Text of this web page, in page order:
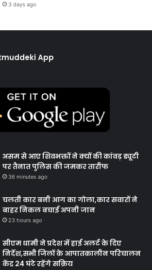
3 days ago
App
असम से आए शिवभक्तों ने क्यों की कांवड़ ड्यूटी
पर तैनात पुलिस की जमकर तारीफ
36 minutes ago
चलती कार बनी आग का गोला,कार सवारों ने
बाहर निकल बचाई अपनी जान
23 hours ago
सीएम धामी ने प्रदेश में हाई अलर्ट के दिए
निर्देश,सभी जिलों के आपातकालीन परिचालन
केंद्र 24 घंटे रहेंगे सक्रिय